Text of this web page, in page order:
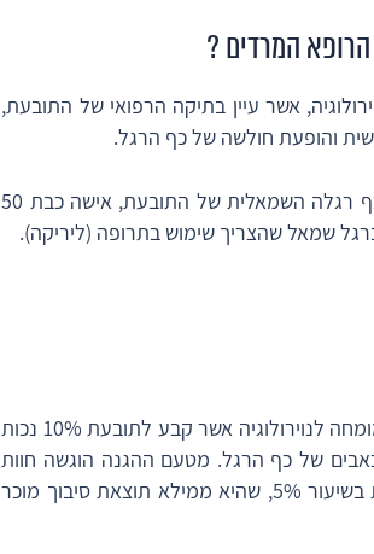
המרדים ?
אשר עיין בתיקה הרפואי של התובעת,
בשל הפגיעה העצבית הופיעה כאמור צניחה חלקית של כף רגלה השמאלית של התובעת, אישה כבת 50
שמאל שהצריך שימוש בתרופה (ליריקה).
כאמור לעיל, מטעם התובעת הוצגה חוות דעת של רופא מומחה לנוירולוגיה אשר קבע לתובעת 10% נכות
של כף הרגל. מטעם ההגנה הוגשה חוות
דעת נגדית שקבעה כי לכל היותר סובלת התובעת מנכות בשיעור 5%, שהיא ממילא תוצאת סיבוך מוכר